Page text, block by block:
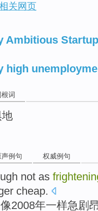
关网页
Ambitious
high
根词
声例句 权威例句
not as
cheap.
像2008年一样急剧